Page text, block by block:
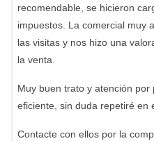
recomendable, se hicieron
impuestos. La comercial muy
las visitas y nos hizo una
la venta.
Muy buen trato y atención
eficiente, sin duda repetiré en
Contacte con ellos por la